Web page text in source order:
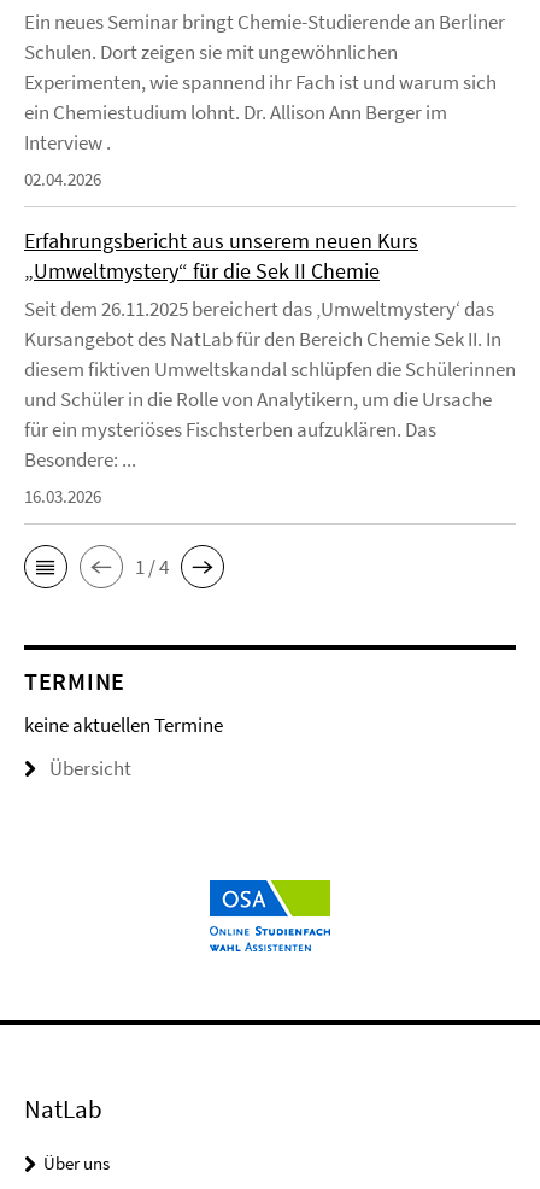
Ein neues Seminar bringt Chemie-Studierende an Berliner
Schulen. Dort zeigen sie mit ungewöhnlichen
Experimenten, wie spannend ihr Fach ist und warum sich
ein Chemiestudium lohnt. Dr. Allison Ann Berger im
Interview .
02.04.2026
Erfahrungsbericht aus unserem neuen Kurs
„Umweltmystery“ für die Sek II Chemie
Seit dem 26.11.2025 bereichert das ‚Umweltmystery‘ das
Kursangebot des NatLab für den Bereich Chemie Sek II. In
diesem fiktiven Umweltskandal schlüpfen die Schülerinnen
und Schüler in die Rolle von Analytikern, um die Ursache
für ein mysteriöses Fischsterben aufzuklären. Das
Besondere: ...
16.03.2026
1 / 4
TERMINE
keine aktuellen Termine
Übersicht
NatLab
Über uns